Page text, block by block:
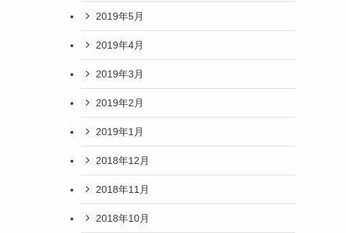
2019年5月
2019年4月
2019年3月
2019年2月
2019年1月
2018年12月
2018年11月
2018年10月